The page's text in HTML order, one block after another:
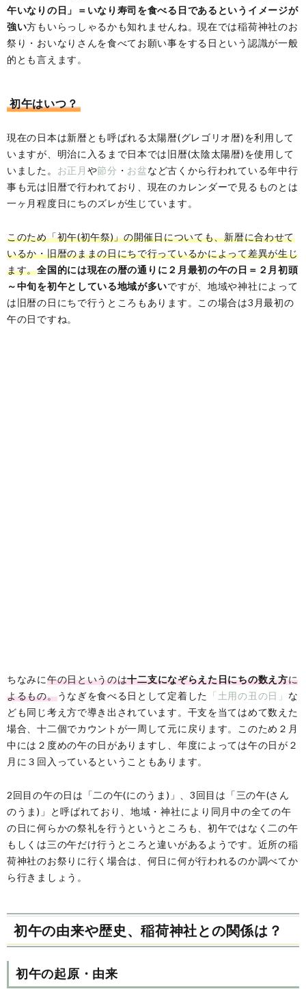
午いなりの日」＝いなり寿司を食べる日であるというイメージが
強い方もいらっしゃるかも知れませんね。現在では稲荷神社のお
祭り・おいなりさんを食べてお願い事をする日という認識が一般
的とも言えます。
初午はいつ？
現在の日本は新暦とも呼ばれる太陽暦(グレゴリオ暦)を利用して
いますが、明治に入るまで日本では旧暦(太陰太陽暦)を使用して
いました。 お正月 や節分 ・ お盆など古くから行われている年中行
事も元は旧暦で行われており、現在のカレンダーで見るものとは
一ヶ月程度日にちのズレが生じています。
このため「初午(初午祭)」の開催日についても、新暦に合わせて
いるか・旧暦のままの日にちで行っているかによって差異が生じ
ます。全国的には現在の暦の通りに２月最初の午の日＝２月初頭
～中旬を初午としている地域が多いですが、地域や神社によって
は旧暦の日にちで行うところもあります。この場合は3月最初の
午の日ですね。
ちなみに午の日というのは十二支になぞらえた日にちの数え方に
よるもの。うなぎを食べる日として定着した 「土用の丑の日」 な
ども同じ考え方で導き出されています。干支を当てはめて数えた
場合、十二個でカウントが一周して元に戻ります。このため２月
中には２度めの午の日がありますし、年度によっては午の日が２
月に３回入っているということもあります。
2回目の午の日は「二の午(にのうま)」、3回目は「三の午(さん
のうま)」と呼ばれており、地域・神社により同月中の全ての午
の日に何らかの祭礼を行うというところも、初午ではなく二の午
もしくは三の午だけ行うところと違いがあるようです。近所の稲
荷神社のお祭りに行く場合は、何日に何が行われるのか調べてか
ら行きましょう。
初午の由来や歴史、稲荷神社との関係は？
初午の起原・由来